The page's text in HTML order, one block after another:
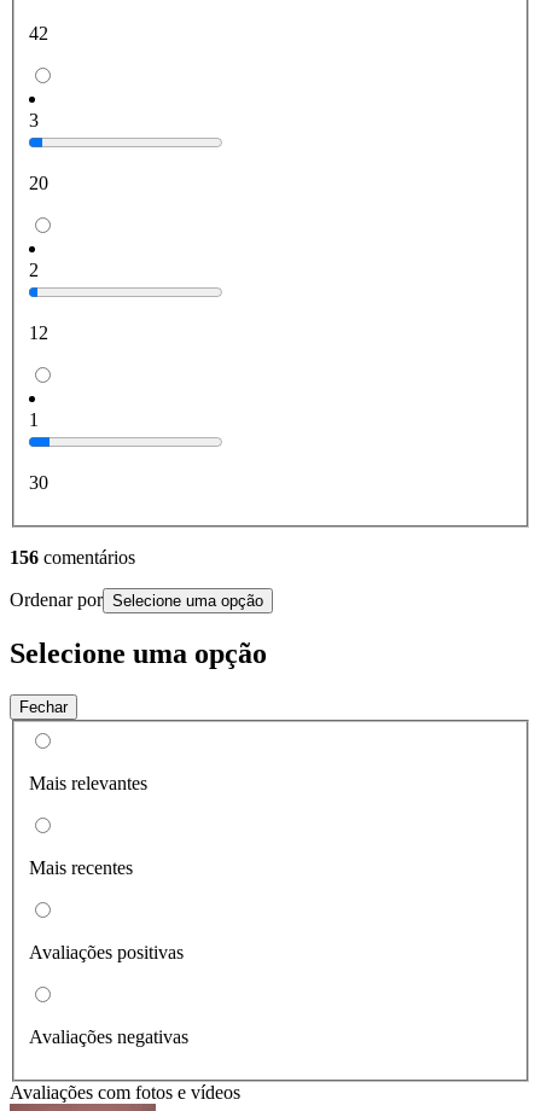
42
3
20
2
12
1
30
156 comentários
Ordenar por Selecione uma opção
Selecione uma opção
Fechar
Mais relevantes
Mais recentes
Avaliações positivas
Avaliações negativas
Avaliações com fotos e vídeos